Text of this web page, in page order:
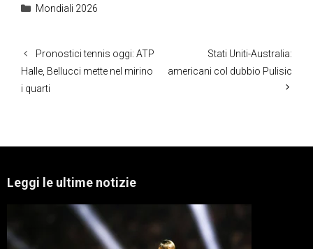
Categorie
Mondiali 2026
Pronostici tennis oggi: ATP
Halle, Bellucci mette nel mirino
i quarti
Stati Uniti-Australia:
americani col dubbio Pulisic
Leggi le ultime notizie